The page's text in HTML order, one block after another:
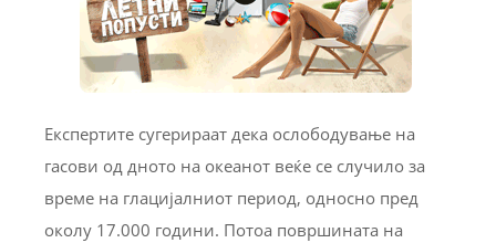
Експертите сугерираат дека ослободување на
гасови од дното на океанот веќе се случило за
време на глацијалниот период, односно пред
околу 17.000 години. Потоа површината на